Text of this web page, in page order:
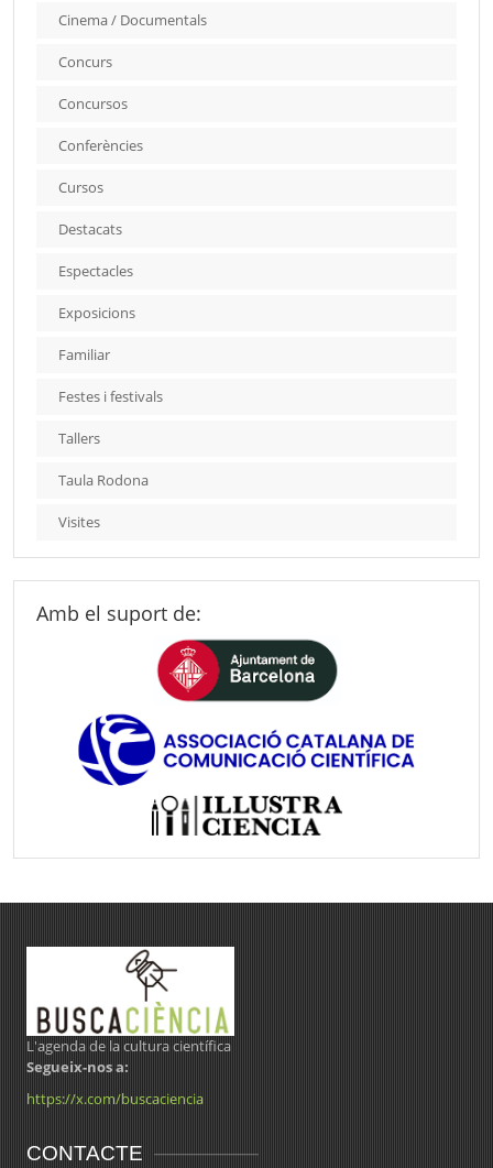
Cinema / Documentals
Concurs
Concursos
Conferències
Cursos
Destacats
Espectacles
Exposicions
Familiar
Festes i festivals
Tallers
Taula Rodona
Visites
Amb el suport de:
L'agenda de la cultura científica
Segueix-nos a:
https://x.com/buscaciencia
CONTACTE